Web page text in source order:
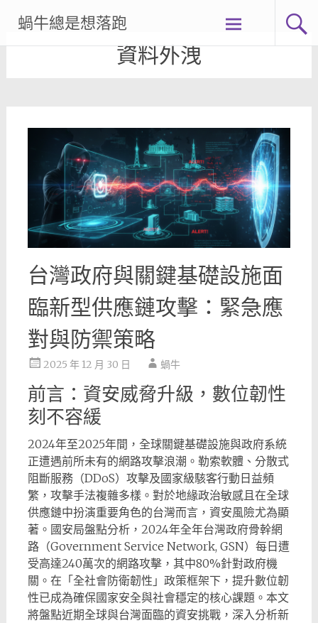
content
蝸牛總是想落跑
資料外洩
台灣政府與關鍵基礎設施面
臨新型供應鏈攻擊：緊急應
對與防禦策略
2025 年 12 月 30 日 蝸牛
前言：資安威脅升級，數位韌性
刻不容緩
2024年至2025年間，全球關鍵基礎設施與政府系統
正遭遇前所未有的網路攻擊浪潮。勒索軟體、分散式
阻斷服務（DDoS）攻擊及國家級駭客行動日益頻
繁，攻擊手法複雜多樣。對於地緣政治敏感且在全球
供應鏈中扮演重要角色的台灣而言，資安風險尤為顯
著。國安局盤點分析，2024年全年台灣政府骨幹網
路（Government Service Network, GSN）每日遭
受高達240萬次的網路攻擊，其中80%針對政府機
關。在「全社會防衛韌性」政策框架下，提升數位韌
性已成為確保國家安全與社會穩定的核心課題。本文
將盤點近期全球與台灣面臨的資安挑戰，深入分析新